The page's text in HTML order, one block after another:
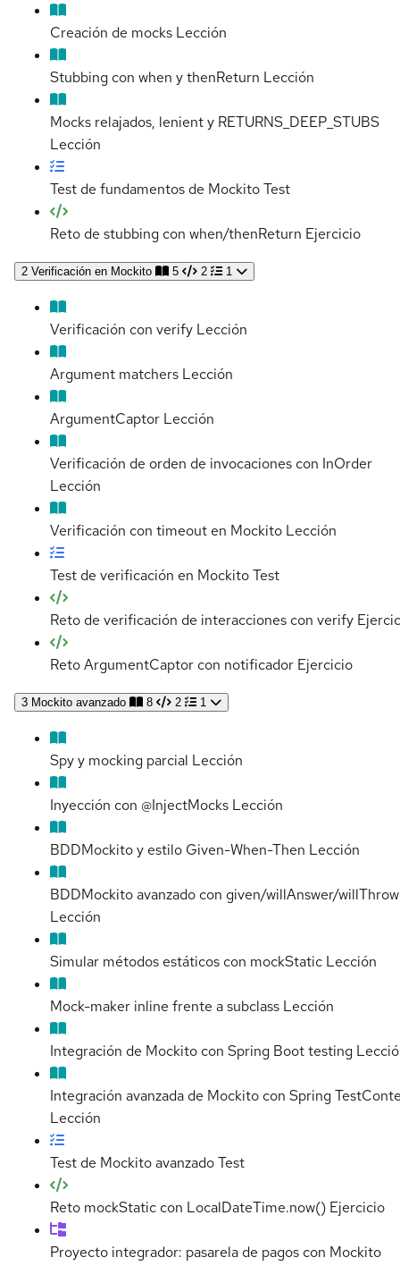
Creación de mocks Lección
Stubbing con when y thenReturn Lección
Mocks relajados, lenient y RETURNS_DEEP_STUBS
Lección
Test de fundamentos de MockitoTest
Reto de stubbing con when/thenReturn Ejercicio
2 Verificación en Mockito 5 2 1
Verificación con verify Lección
Argument matchers Lección
ArgumentCaptor Lección
Verificación de orden de invocaciones con InOrder
Lección
Verificación con timeout en Mockito Lección
Test de verificación en MockitoTest
Reto de verificación de interacciones con verify
Reto ArgumentCaptor con notificador Ejercicio
3 Mockito avanzado 8 2 1
Spy y mocking parcial Lección
Inyección con @InjectMocks Lección
BDDMockito y estilo Given-When-Then Lección
BDDMockito avanzado con given/willAnswer/willThrow
Lección
Simular métodos estáticos con mockStatic Lección
Mock-maker inline frente a subclass Lección
Integración de Mockito con Spring Boot testing
Integración avanzada de Mockito con Spring
Lección
Test de Mockito avanzadoTest
Reto mockStatic con LocalDateTime.now() Ejercicio
Proyecto integrador: pasarela de pagos con Mockito